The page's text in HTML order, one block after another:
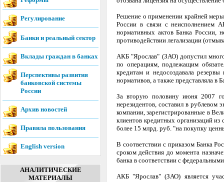
Регулирование
Банки и реальный сектор
Вклады граждан в банках
Перспективы развития
банковской системы
России
Архив новостей
Правила пользования
English version
АНАЛИТИЧЕСКИЕ
МАТЕРИАЛЫ
Решение о применении крайней меры
России в связи с неисполнением
нормативных актов Банка России,
противодействии легализации
АКБ "Ярослав" (ЗАО) допустил
по операциям, подлежащим
кредитам и недосоздавала
нормативов, а также представляла в
За вторую половину июня 2007
нерезидентов, составил в рублевом
компании, зарегистрированные в
клиентов кредитных организаций
более 15 млрд. руб. "на покупку
В соответствии с приказом Банка
сроком действия до момента
банка в соответствии с
АКБ "Ярослав" (ЗАО) является